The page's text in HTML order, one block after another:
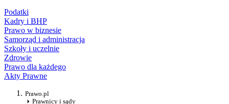
Podatki
Kadry i BHP
Prawo w biznesie
Samorząd i administracja
Szkoły i uczelnie
Zdrowie
Prawo dla każdego
Akty Prawne
Prawo.pl
Prawnicy i sądy